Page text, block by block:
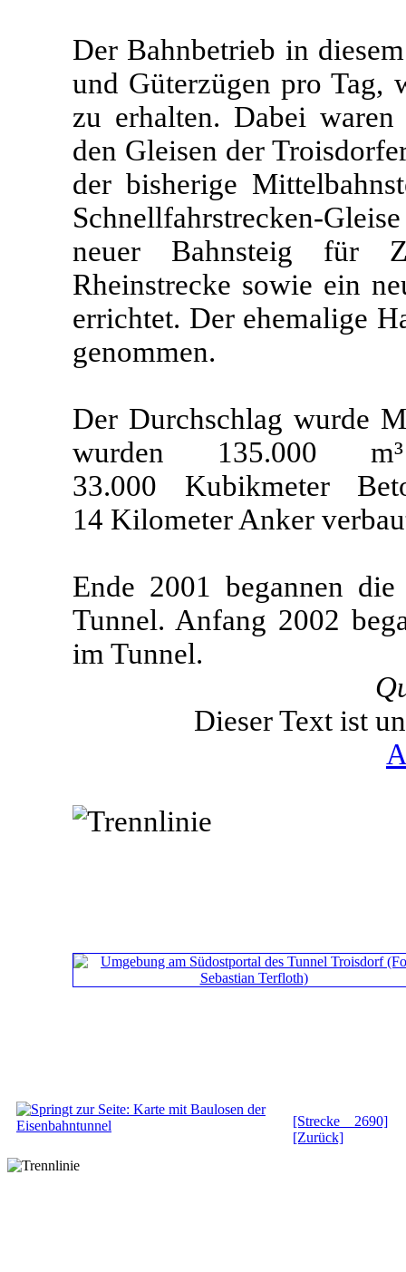
Der Bahnbetrieb in
und Güterzügen pro Tag,
zu erhalten. Dabei waren
den Gleisen der
der bisherige
Schnellfahrstrecken-
neuer Bahnsteig für
Rheinstrecke sowie ein
errichtet. Der ehemalige
genommen.
Der Durchschlag wurde
wurden 135.000
33.000 Kubikmeter
14 Kilometer Anker
Ende 2001 begannen
Tunnel. Anfang 2002
im Tunnel.
Dieser Text ist
[Strecke 2690]
[Zurück]